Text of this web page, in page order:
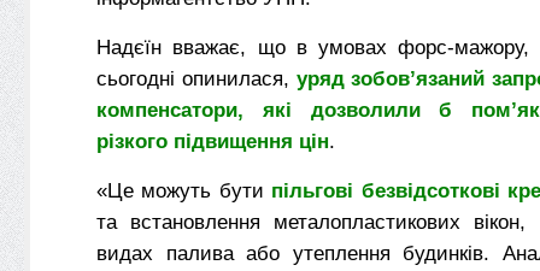
Надєїн вважає, що в умовах форс-мажору,
сьогодні опинилася, уряд зобов’язаний
компенсатори, які дозволили б
різкого підвищення цін.
«Це можуть бути пільгові безвідсоткові
та встановлення металопластикових
видах палива або утеплення будинків.